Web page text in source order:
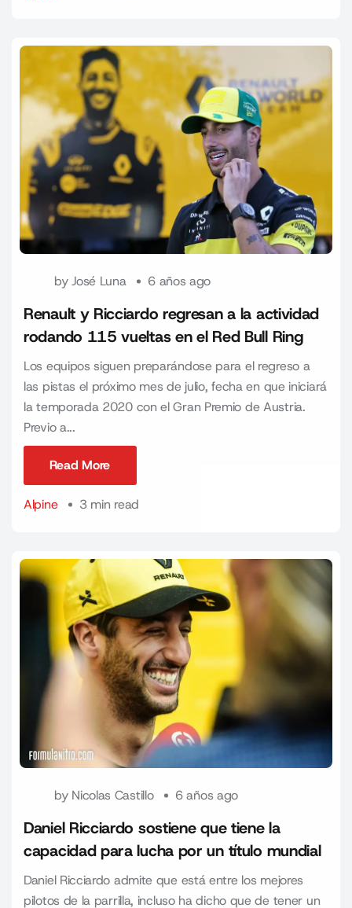
byJosé Luna 6 años ago
Renault y Ricciardo regresan a la actividad
rodando 115 vueltas en el Red Bull Ring
Los equipos siguen preparándose para el regreso a
las pistas el próximo mes de julio, fecha en que iniciará
la temporada 2020 con el Gran Premio de Austria.
Previo a...
Read More
Alpine
3 min read
by Nicolas Castillo 6 años ago
Daniel Ricciardo sostiene que tiene la
capacidad para lucha por un título mundial
Daniel Ricciardo admite que está entre los mejores
pilotos de la parrilla, incluso ha dicho que de tener un